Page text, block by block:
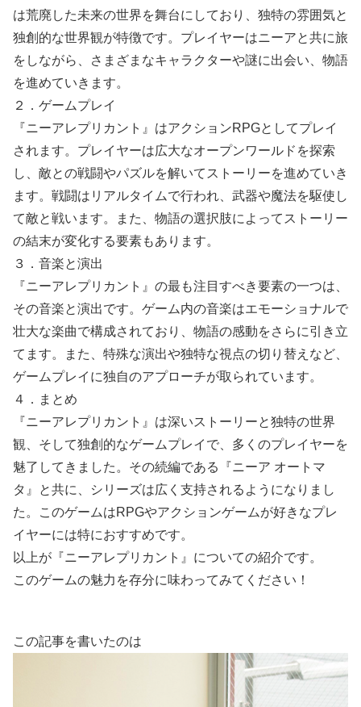
は荒廃した未来の世界を舞台にしており、独特の雰囲気と
独創的な世界観が特徴です。プレイヤーはニーアと共に旅
をしながら、さまざまなキャラクターや謎に出会い、物語
を進めていきます。
２．ゲームプレイ
『ニーアレプリカント』はアクションRPGとしてプレイ
されます。プレイヤーは広大なオープンワールドを探索
し、敵との戦闘やパズルを解いてストーリーを進めていき
ます。戦闘はリアルタイムで行われ、武器や魔法を駆使し
て敵と戦います。また、物語の選択肢によってストーリー
の結末が変化する要素もあります。
３．音楽と演出
『ニーアレプリカント』の最も注目すべき要素の一つは、
その音楽と演出です。ゲーム内の音楽はエモーショナルで
壮大な楽曲で構成されており、物語の感動をさらに引き立
てます。また、特殊な演出や独特な視点の切り替えなど、
ゲームプレイに独自のアプローチが取られています。
４．まとめ
『ニーアレプリカント』は深いストーリーと独特の世界
観、そして独創的なゲームプレイで、多くのプレイヤーを
魅了してきました。その続編である『ニーア オートマ
タ』と共に、シリーズは広く支持されるようになりまし
た。このゲームはRPGやアクションゲームが好きなプレ
イヤーには特におすすめです。
以上が『ニーアレプリカント』についての紹介です。
このゲームの魅力を存分に味わってみてください！
この記事を書いたのは